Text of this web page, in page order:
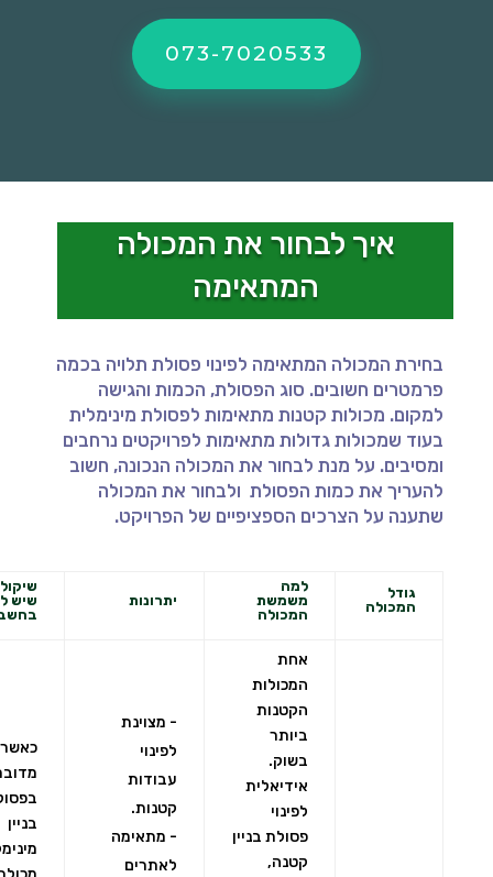
073-7020533
איך לבחור את המכולה
המתאימה
בחירת המכולה המתאימה לפינוי פסולת תלויה בכמה
פרמטרים חשובים. סוג הפסולת, הכמות והגישה
למקום. מכולות קטנות מתאימות לפסולת מינימלית
בעוד שמכולות גדולות מתאימות לפרויקטים נרחבים
ומסיבים. על מנת לבחור את המכולה הנכונה, חשוב
להעריך את כמות הפסולת ולבחור את המכולה
שתענה על הצרכים הספציפיים של הפרויקט.
גודל
המכולה
למה
משמשת
המכולה
יתרונות
שיש
אחת
המכולות
הקטנות
ביותר
בשוק.
אידיאלית
לפינוי
פסולת בניין
קטנה,
- מצוינת
לפינוי
עבודות
קטנות.
- מתאימה
לאתרים
כאשר
בניין